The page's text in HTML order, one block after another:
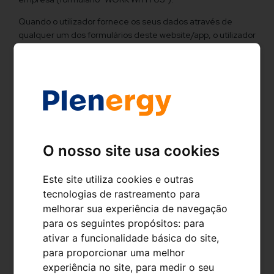
O nosso site usa cookies
Este site utiliza cookies e outras
tecnologias de rastreamento para
melhorar sua experiência de navegação
para os seguintes propósitos: para
ativar a funcionalidade básica do site,
para proporcionar uma melhor
experiência no site, para medir o seu
Quando o utilizador fornece os seus dados através de
qualquer um dos formulários deste website/app, o utilizador
Os dados fornecidos farão parte de um ficheiro, para o qual
PLENOIL possui um Sistema de Gestão de Segurança da
PLENOIL só pode transferir dados se tiver obtido
previamente o consentimento do Utilizador para o fazer.
O Utilizador será o único responsável se preencher os
formulários com dados falsos, imprecisos, incompletos ou
desactualizados. Todos os dados fornecidos pelo Utilizador
serão tratados de forma confidencial.